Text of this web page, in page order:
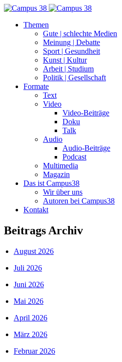
Themen
Gute | schlechte Medien
Meinung | Debatte
Sport | Gesundheit
Kunst | Kultur
Arbeit | Studium
Politik | Gesellschaft
Formate
Text
Video
Video-Beiträge
Doku
Talk
Audio
Audio-Beiträge
Podcast
Multimedia
Magazin
Das ist Campus38
Wir über uns
Autoren bei Campus38
Kontakt
Beitrags Archiv
August 2026
Juli 2026
Juni 2026
Mai 2026
April 2026
März 2026
Februar 2026